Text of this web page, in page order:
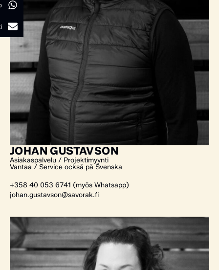
JOHAN GUSTAVSON
Asiakaspalvelu / Projektimyynti
Vantaa / Service också på Svenska
+358 40 053 6741 (myös Whatsapp)
johan.gustavson@savorak.fi